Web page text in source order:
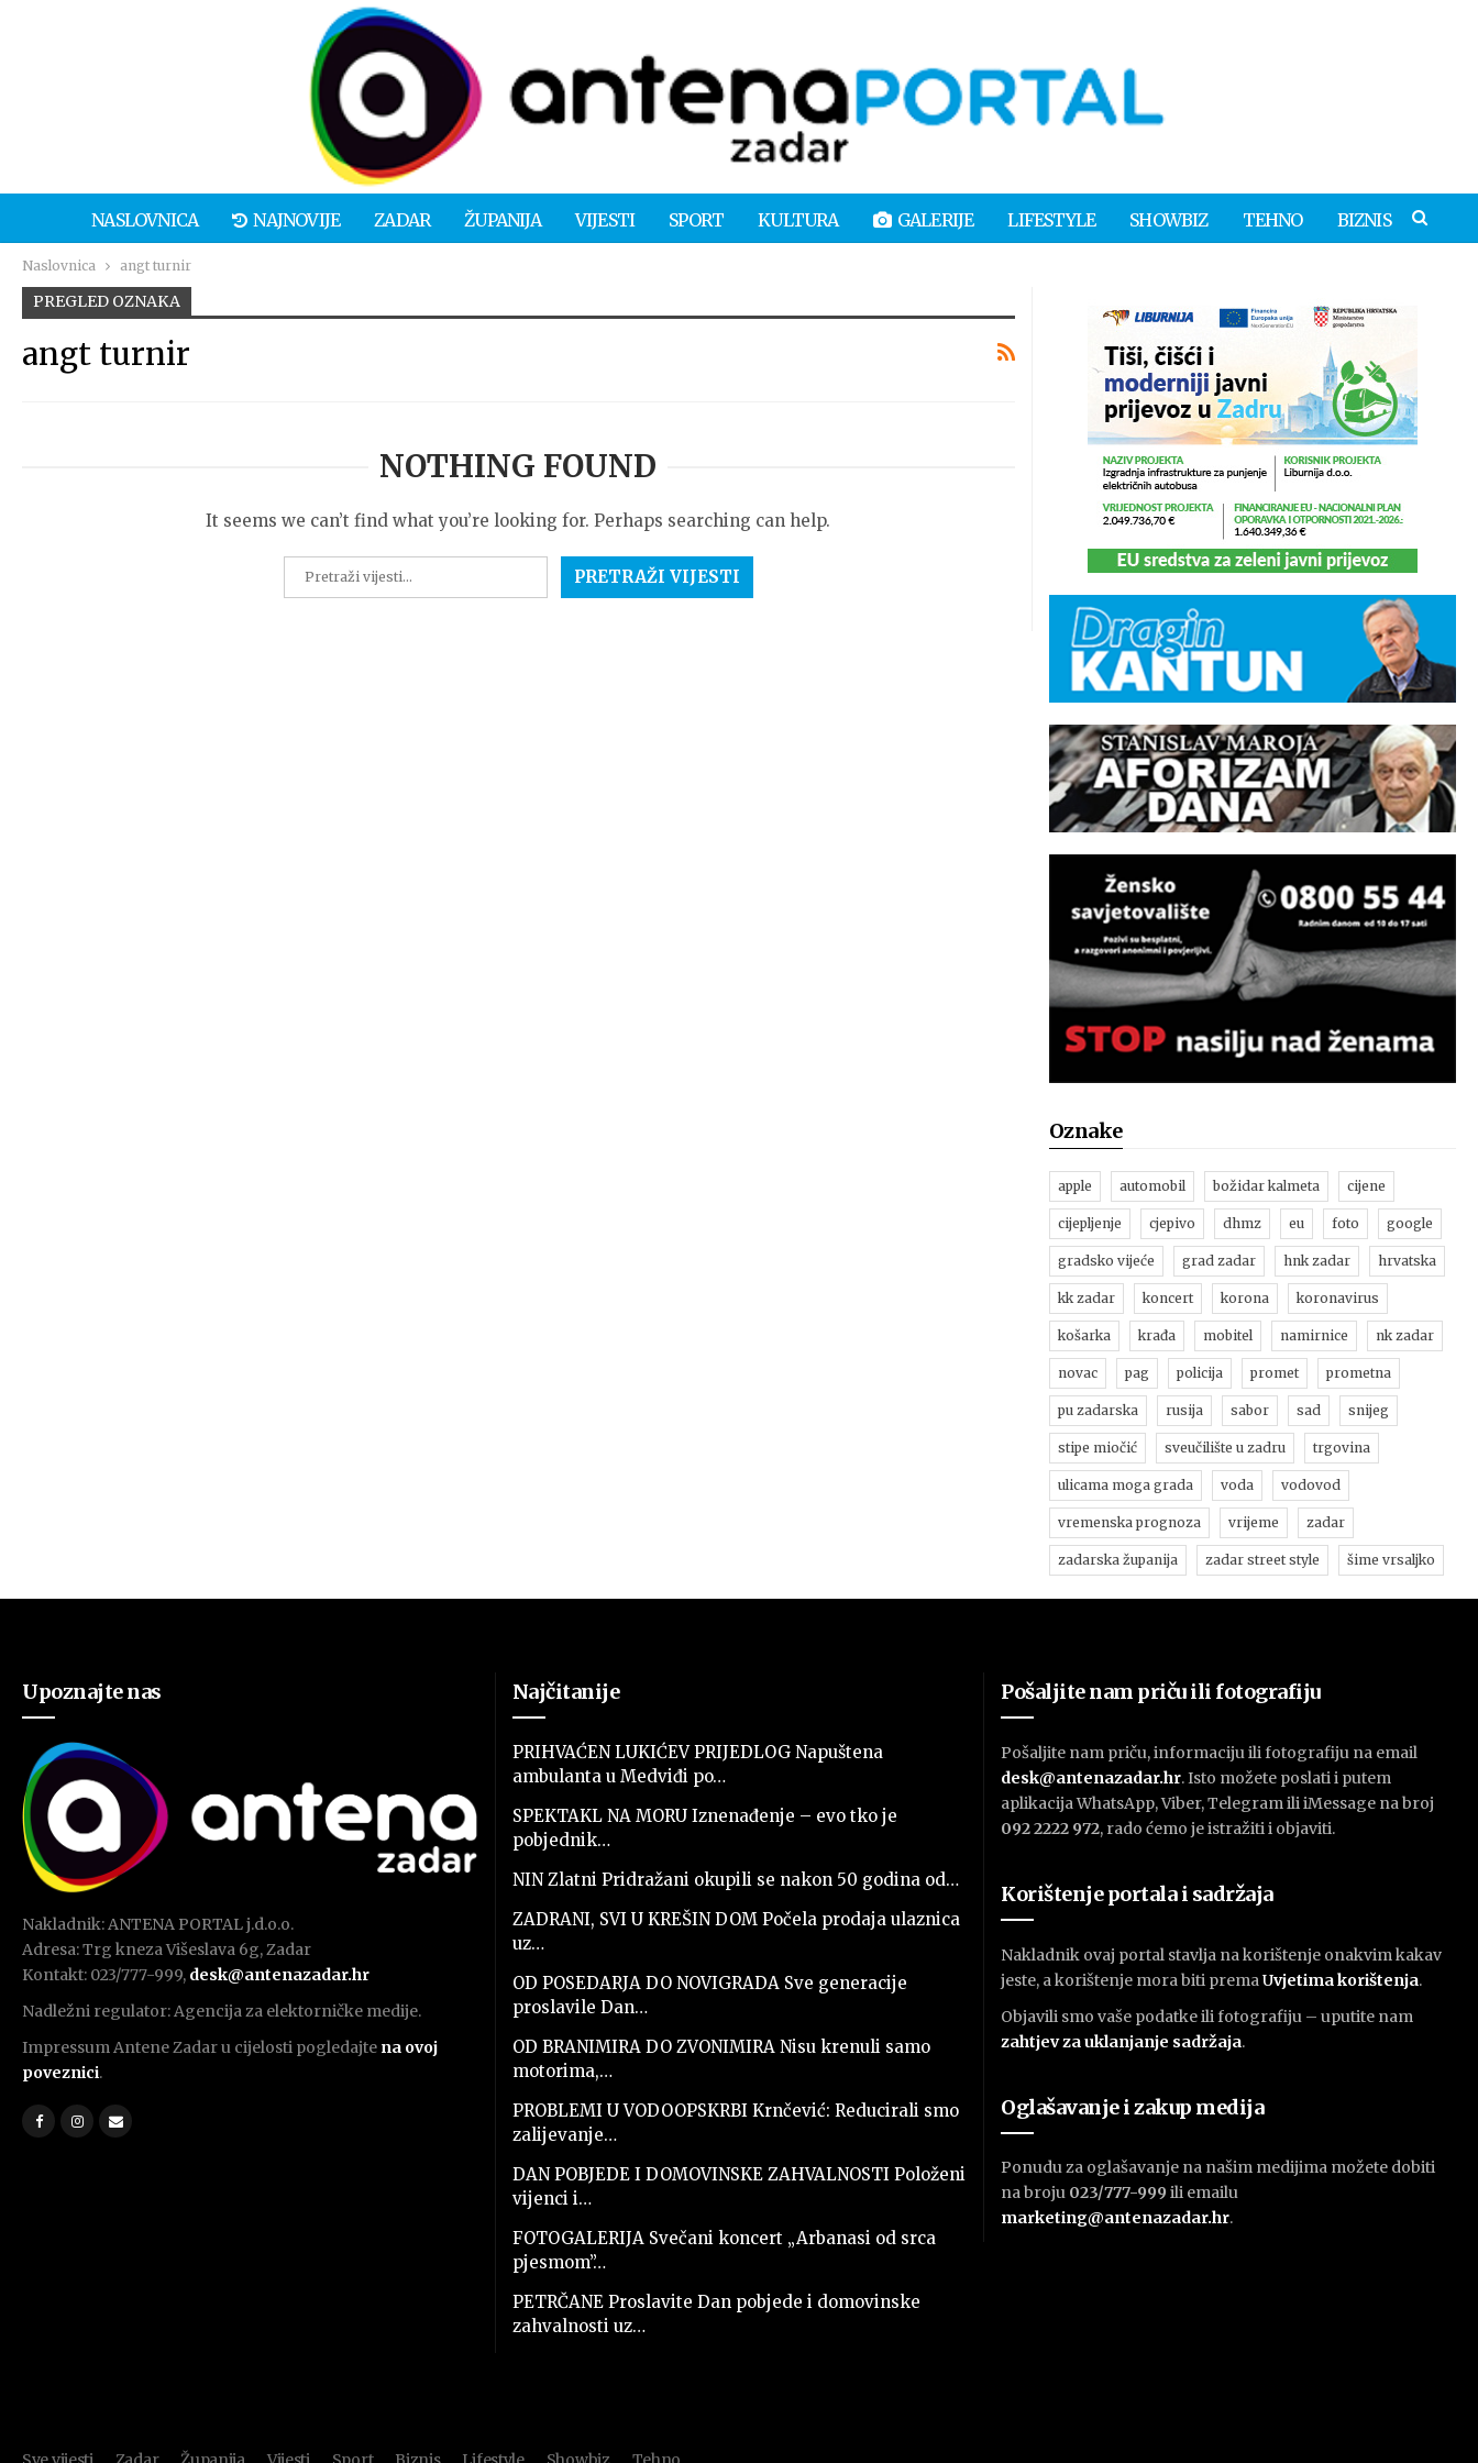
NASLOVNICA NAJNOVIJE ZADAR ŽUPANIJA VIJESTI SPORT KULTURA GALERIJE LIFESTYLE SHOWBIZ TEHNO BIZNIS
Naslovnica angt turnir
PREGLED OZNAKA
angt turnir
NOTHING FOUND
It seems we can’t find what you’re looking for. Perhaps searching can help.
Oznake
apple automobil božidar kalmeta cijene
cijepljenje cjepivo dhmz eu foto google
gradsko vijeće grad zadar hnk zadar hrvatska
kk zadar koncert korona koronavirus
košarka krađa mobitel namirnice nk zadar
novac pag policija promet prometna
pu zadarska rusija sabor sad snijeg
stipe miočić sveučilište u zadru trgovina
ulicama moga grada voda vodovod
vremenska prognoza vrijeme zadar
zadarska županija zadar street style šime vrsaljko
Upoznajte nas
Nakladnik: ANTENA PORTAL j.d.o.o.
Adresa: Trg kneza Višeslava 6g, Zadar
Kontakt: 023/777-999, desk@antenazadar.hr
Nadležni regulator: Agencija za elektorničke medije.
Impressum Antene Zadar u cijelosti pogledajte na ovoj
poveznici.
Najčitanije
PRIHVAĆEN LUKIĆEV PRIJEDLOG Napuštena
ambulanta u Medviđi po…
SPEKTAKL NA MORU Iznenađenje – evo tko je
pobjednik…
NIN Zlatni Pridražani okupili se nakon 50 godina od…
ZADRANI, SVI U KREŠIN DOM Počela prodaja ulaznica
uz…
OD POSEDARJA DO NOVIGRADA Sve generacije
proslavile Dan…
OD BRANIMIRA DO ZVONIMIRA Nisu krenuli samo
motorima,…
PROBLEMI U VODOOPSKRBI Krnčević: Reducirali smo
zalijevanje…
DAN POBJEDE I DOMOVINSKE ZAHVALNOSTI Položeni
vijenci i…
FOTOGALERIJA Svečani koncert „Arbanasi od srca
pjesmom”…
PETRČANE Proslavite Dan pobjede i domovinske
zahvalnosti uz…
Pošaljite nam priču ili fotografiju
Pošaljite nam priču, informaciju ili fotografiju na email
desk@antenazadar.hr. Isto možete poslati i putem
aplikacija WhatsApp, Viber, Telegram ili iMessage na broj
092 2222 972, rado ćemo je istražiti i objaviti.
Korištenje portala i sadržaja
Nakladnik ovaj portal stavlja na korištenje onakvim kakav
jeste, a korištenje mora biti premaUvjetima korištenja.
Objavili smo vaše podatke ili fotografiju – uputite nam
zahtjev za uklanjanje sadržaja.
Oglašavanje i zakup medija
Ponudu za oglašavanje na našim medijima možete dobiti
na broju 023/777-999 ili emailu
marketing@antenazadar.hr.